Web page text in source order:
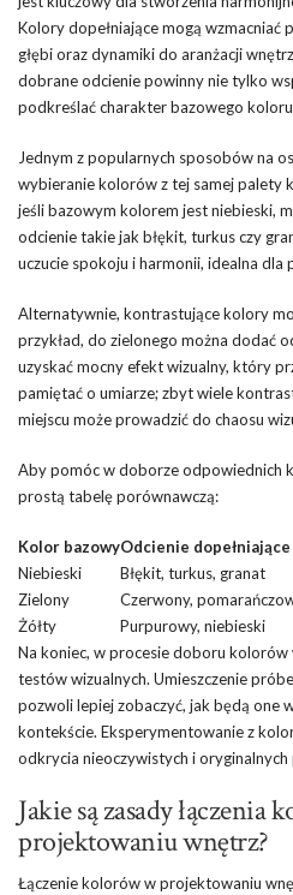
Kolory dopełniające mogą wzmacniać
głębi oraz dynamiki do aranżacji
dobrane odcienie powinny nie tylko
podkreślać charakter bazowego
Jednym z popularnych sposobów na
wybieranie kolorów z tej samej palety
jeśli bazowym kolorem jest niebieski,
odcienie takie jak błękit, turkus czy
uczucie spokoju i harmonii, idealna dla
Alternatywnie, kontrastujące kolory
przykład, do zielonego można dodać
uzyskać mocny efekt wizualny, który
pamiętać o umiarze; zbyt wiele
miejscu może prowadzić do chaosu
Aby pomóc w doborze odpowiednich
prostą tabelę porównawczą:
Kolor bazowyOdcienie dopełniające
Niebieski
Błękit, turkus, granat
Zielony
Czerwony,
Żółty
Purpurowy, niebieski
Na koniec, w procesie doboru
testów wizualnych. Umieszczenie
pozwoli lepiej zobaczyć, jak będą one
kontekście. Eksperymentowanie z
odkrycia nieoczywistych i oryginalnych
Jakie są zasady łączenia
projektowaniu wnętrz?
Łączenie kolorów w projektowaniu